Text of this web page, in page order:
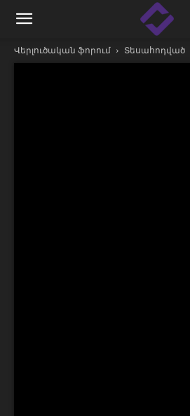
Վերլուծական ֆորում Տեսահոդված